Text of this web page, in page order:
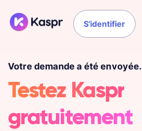
S'identifier
Votre demande a été envoyée.
Testez Kaspr
gratuitement